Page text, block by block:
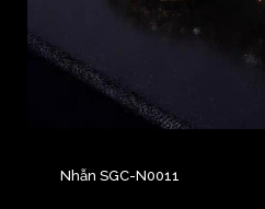
Nhẫn SGC-N0011